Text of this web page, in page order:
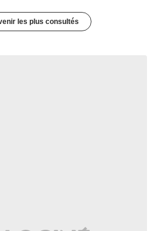
les plus consultés